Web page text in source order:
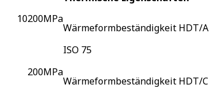
10200MPa
200MPa
Wärmeformbeständigkeit HDT/A
ISO 75
Wärmeformbeständigkeit HDT/C